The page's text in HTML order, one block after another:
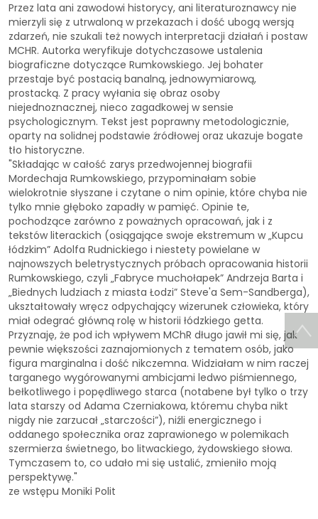
Przez lata ani zawodowi historycy, ani literaturoznawcy nie
mierzyli się z utrwaloną w przekazach i dość ubogą wersją
zdarzeń, nie szukali też nowych interpretacji działań i postaw
MCHR. Autorka weryfikuje dotychczasowe ustalenia
biograficzne dotyczące Rumkowskiego. Jej bohater
przestaje być postacią banalną, jednowymiarową,
prostacką. Z pracy wyłania się obraz osoby
niejednoznacznej, nieco zagadkowej w sensie
psychologicznym. Tekst jest poprawny metodologicznie,
oparty na solidnej podstawie źródłowej oraz ukazuje bogate
tło historyczne.
"Składając w całość zarys przedwojennej biografii
Mordechaja Rumkowskiego, przypominałam sobie
wielokrotnie słyszane i czytane o nim opinie, które chyba nie
tylko mnie głęboko zapadły w pamięć. Opinie te,
pochodzące zarówno z poważnych opracowań, jak i z
tekstów literackich (osiągające swoje ekstremum w „Kupcu
łódzkim” Adolfa Rudnickiego i niestety powielane w
najnowszych beletrystycznych próbach opracowania historii
Rumkowskiego, czyli „Fabryce muchołapek” Andrzeja Barta i
„Biednych ludziach z miasta Łodzi” Steve'a Sem-Sandberga),
ukształtowały wręcz odpychający wizerunek człowieka, który
miał odegrać główną rolę w historii łódzkiego getta.
Przyznaję, że pod ich wpływem MChR długo jawił mi się, jak
pewnie większości zaznajomionych z tematem osób, jako
figura marginalna i dość nikczemna. Widziałam w nim raczej
targanego wygórowanymi ambicjami ledwo piśmiennego,
bełkotliwego i popędliwego starca (notabene był tylko o trzy
lata starszy od Adama Czerniakowa, któremu chyba nikt
nigdy nie zarzucał „starczości”), niźli energicznego i
oddanego społecznika oraz zaprawionego w polemikach
szermierza świetnego, bo litwackiego, żydowskiego słowa.
Tymczasem to, co udało mi się ustalić, zmieniło moją
perspektywę."
ze wstępu Moniki Polit